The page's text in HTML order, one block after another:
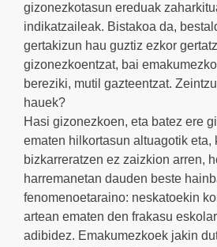
gizonezkotasun ereduak
indikatzaileak. Bistakoa da,
gertakizun hau guztiz ezkor
gizonezkoentzat, bai
bereziki, mutil gazteentzat.
hauek?
Hasi gizonezkoen, eta batez ere
ematen hilkortasun altuagotik eta,
bizkarreratzen ez zaizkion arren,
harremanetan dauden beste
fenomenoetaraino: neskatoekin
artean ematen den frakasu
adibidez. Emakumezkoek jakin